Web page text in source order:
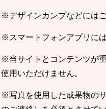
※デザインカンプなどには
※スマートフォンアプリに
※当サイトとコンテンツが
使用いただけません。
※写真を使用した成果物の